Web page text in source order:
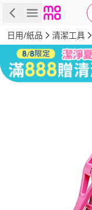
商品
日用/紙品 清潔工具